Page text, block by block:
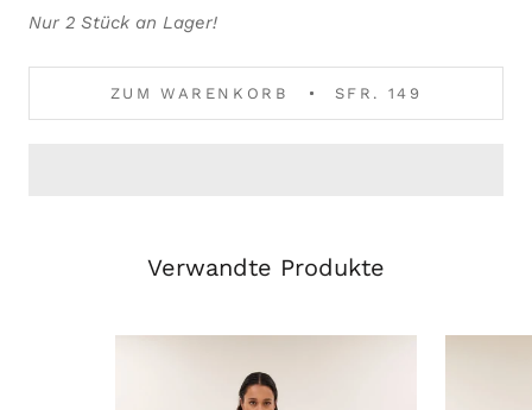
Nur 2 Stück an Lager!
ZUM WARENKORB SFR. 149
Verwandte Produkte